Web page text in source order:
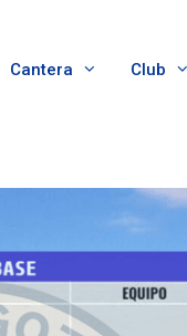
Cantera Club